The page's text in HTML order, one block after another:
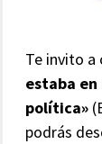
Te invito a
estaba
política»
podrás